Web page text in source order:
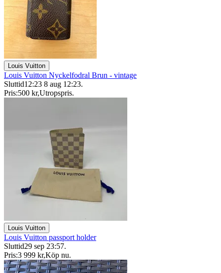
Louis Vuitton
Louis Vuitton Nyckelfodral Brun - vintage
Sluttid12:23 8 aug 12:23.
Pris:500 kr,Utropspris.
Louis Vuitton
Louis Vuitton passport holder
Sluttid29 sep 23:57.
Pris:3 999 kr,Köp nu.